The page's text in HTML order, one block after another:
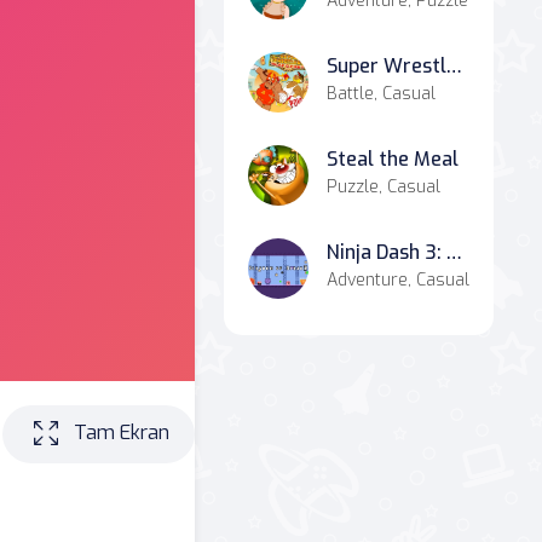
Tam Ekran
Super Wrestlers Slaps Fury
Battle, Casual
Steal the Meal
Puzzle, Casual
Ninja Dash 3: Shadows of Danger
Adventure, Casual